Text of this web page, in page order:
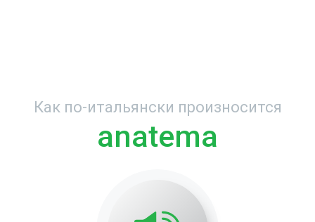
Как по-итальянски произносится
anatema